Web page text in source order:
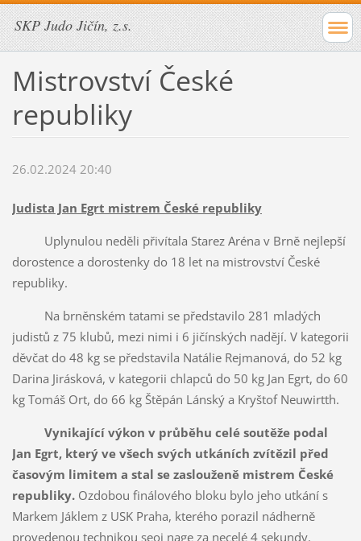
SKP Judo Jičín, z.s.
Mistrovství České
republiky
26.02.2024 20:40
Judista Jan Egrt mistrem České republiky
Uplynulou neděli přivítala Starez Aréna v Brně nejlepší
dorostence a dorostenky do 18 let na mistrovství České
republiky.
Na brněnském tatami se představilo 281 mladých
judistů z 75 klubů, mezi nimi i 6 jičínských nadějí. V kategorii
děvčat do 48 kg se představila Natálie Rejmanová, do 52 kg
Darina Jirásková, v kategorii chlapců do 50 kg Jan Egrt, do 60
kg Tomáš Ort, do 66 kg Štěpán Lánský a Kryštof Neuwirtth.
Vynikající výkon v průběhu celé soutěže podal
Jan Egrt, který ve všech svých utkáních zvítězil před
časovým limitem a stal se zaslouženě mistrem České
republiky.Ozdobou finálového bloku bylo jeho utkání s
Markem Jáklem z USK Praha, kterého porazil nádherně
provedenou technikou seoi nage za necelé 4 sekundy.